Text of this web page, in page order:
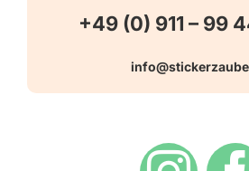
Warn-, Gebots-, Verbots-
Hinweisaufkleber
Versandarten
+49 (0) 911 – 99